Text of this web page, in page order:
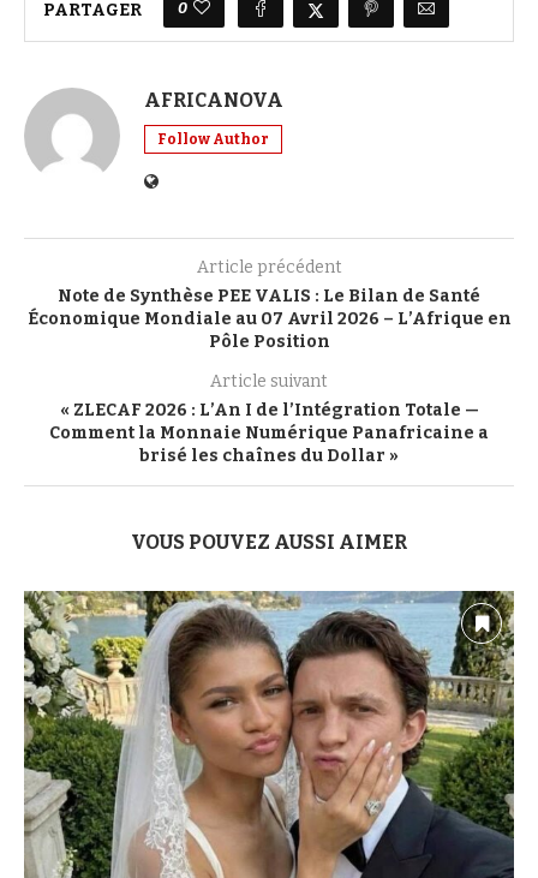
PARTAGER 0
AFRICANOVA
Follow Author
Article précédent
Note de Synthèse PEE VALIS : Le Bilan de Santé
Économique Mondiale au 07 Avril 2026 – L’Afrique en
Pôle Position
Article suivant
« ZLECAF 2026 : L’An I de l’Intégration Totale —
Comment la Monnaie Numérique Panafricaine a
brisé les chaînes du Dollar »
VOUS POUVEZ AUSSI AIMER